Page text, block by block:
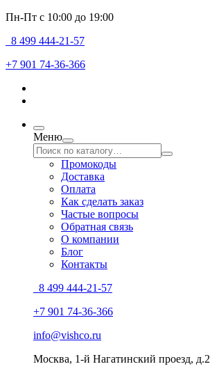
Пн-Пт с 10:00 до 19:00
8 499 444-21-57
+7 901 74-36-366
Меню
Промокоды
Доставка
Оплата
Как сделать заказ
Частые вопросы
Обратная связь
О компании
Блог
Контакты
8 499 444-21-57
+7 901 74-36-366
info@vishco.ru
Москва, 1-й Нагатинский проезд, д.2